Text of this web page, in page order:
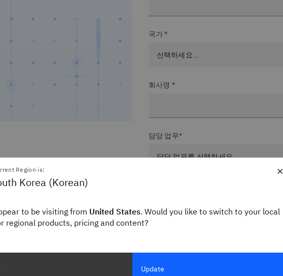
국가 *
회사명 *
담당 업무*
×
Region is:
Korea (Korean)
to be visiting from United States. Would you like to switch to your local
regional products, pricing and content?
Update